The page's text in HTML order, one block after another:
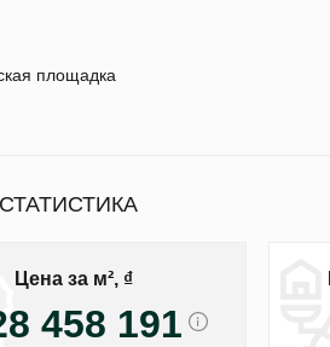
площадка
Цена за м², ₫
458 191